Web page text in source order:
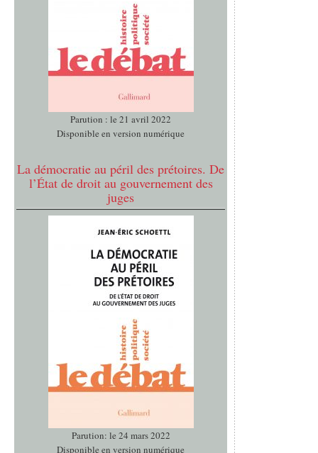
Parution : le 21 avril 2022
Disponible en version numérique
La démocratie au péril des prétoires. De
l’État de droit au gouvernement des
juges
Parution: le 24 mars 2022
Disponible en version numérique